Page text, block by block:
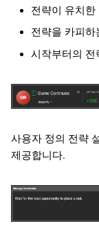
전략이 유치한
전략을 카피하
시작부터의 전
사용자 정의 전략
제공합니다.